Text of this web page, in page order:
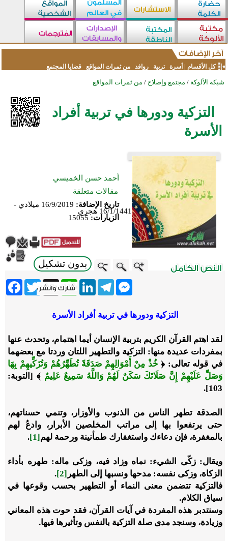
كل الأقسام أسرة تربية روافد من ثمرات المواقع قضايا المجتمع
شبكة الألوكة / مجتمع وإصلاح / من ثمرات المواقع
التزكية ودورها في تربية أفراد
الأسرة
أحمد حسن الخميسي
مقالات متعلقة
تاريخ الإضافة:
16/9/2019 ميلادي -
16/1/1441 هجري
الزيارات: 15055
بدون تشكيل
Twitter X
WhatsApp
LinkedInTelegram
Messenger
التزكية ودورها في تربية أفراد الأسرة
لقد اهتم القرآن الكريم بتربية الإنسان أيما اهتمام، وتحدث عنها
بمفردات عديدة منها: التزكية والتطهير اللتان وردتا مع بعضهما
في قوله تعالى: ﴿ خُذْ مِنْ أَمْوَالِهِمْ صَدَقَةً تُطَهِّرُهُمْ وَتُزَكِّيهِمْ بِهَا
وَصَلِّ عَلَيْهِمْ إِنَّ صَلَاتَكَ سَكَنٌ لَهُمْ وَاللَّهُ سَمِيعٌ عَلِيمٌ ﴾ [التوبة:
103].
الصدقة تطهر الناس من الذنوب والأوزار، وتنمي حسناتهم،
حتى يرتفعوا بها إلى مراتب المخلصين الأبرار، وادعُ لهم
بالمغفرة، فإن دعاءك واستغفارك طمأنينة ورحمة لهم[1]
.
ويقال: زكّى الشيء: نماه وزاد فيه، وزكى ماله: طهره بأداء
الزكاة، وزكى نفسه: مدحها ونسبها إلى الطهر [2]
.
فالتزكية تتضمن معنى النماء أو التطهير بحسب وقوعها في
سياق الكلام.
وسنتدبر هذه المفردة في آيات القرآن، فقد حوت هذه المعاني
وزيادة، وسنجد مدى صلة التزكية بالنفس وتأثيرها فيها.